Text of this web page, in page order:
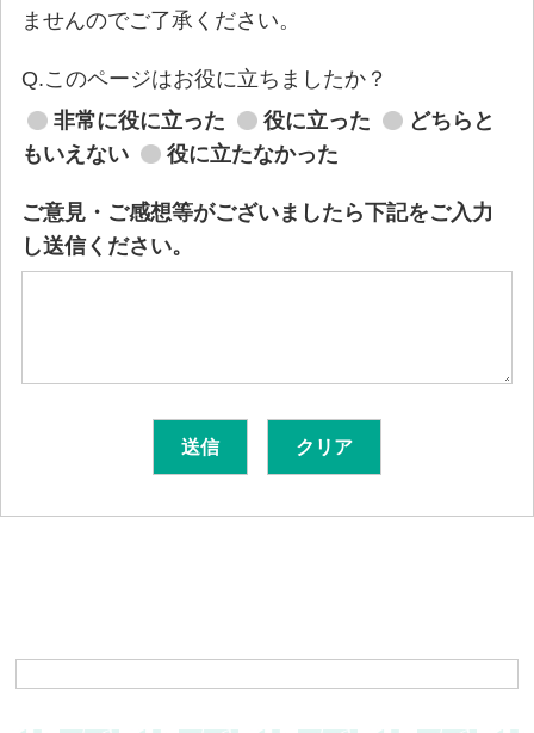
ませんのでご了承ください。
Q.このページはお役に立ちましたか？
非常に役に立った
役に立った
どちらと
もいえない
役に立たなかった
ご意見・ご感想等がございましたら下記をご入力
し送信ください。